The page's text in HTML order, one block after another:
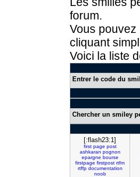
forum.
Vous
cliquant
Voici la liste
Entrer le code du
Chercher un smiley
[:flash23:1]
first page post
ashkaran pognon
epargne bourse
firstpage firstpost rtfm
rtffp documentation
noob